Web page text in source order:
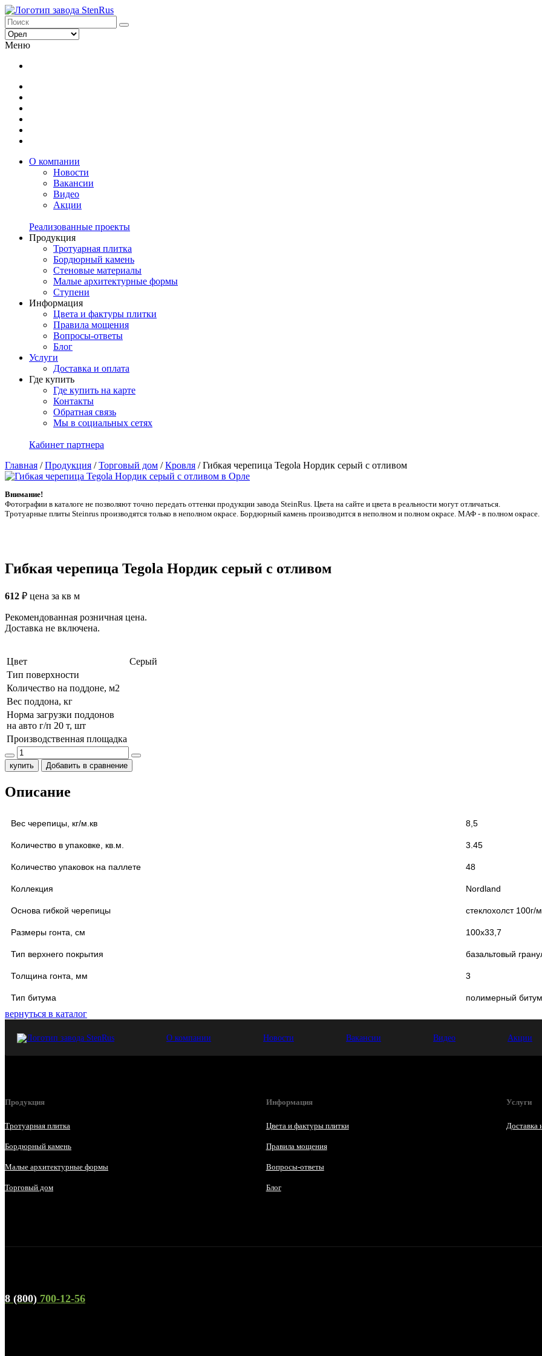
Меню
О компании
Новости
Вакансии
Видео
Акции
Реализованные проекты
Продукция
Тротуарная плитка
Бордюрный камень
Стеновые материалы
Малые архитектурные формы
Ступени
Информация
Цвета и фактуры плитки
Правила мощения
Вопросы-ответы
Блог
Услуги
Доставка и оплата
Где купить
Где купить на карте
Контакты
Обратная связь
Мы в социальных сетях
Кабинет партнера
Главная /Продукция /Торговый дом /Кровля /Гибкая черепица Tegola Нордик серый с отливом
Внимание!
Фотографии в каталоге не позволяют точно передать оттенки продукции заводa SteinRus. Цвета на сайте и цвета в реальности могут отличаться.
Тротуарные плиты Steinrus производятся только в неполном окрасе. Бордюрный камень производится в неполном и полном окрасе. МАФ - в полном окрасе.
Гибкая черепица Tegola Нордик серый с отливом
612 ₽ цена за кв м
Рекомендованная розничная цена.
Доставка не включена.
Цвет
Серый
Тип поверхности
Количество на поддоне, м2
Вес поддона, кг
Норма загрузки поддонов
на авто г/п 20 т, шт
Производственная площадка
купить Добавить в сравнение
Описание
Вес черепицы, кг/м.кв 8,5
Количество в упаковке, кв.м. 3.45
Количество упаковок на паллете 48
Коллекция Nordland
Основа гибкой черепицы стеклохолст 100г/
Размеры гонта, см 100х33,7
Тип верхнего покрытия базальтовый
Толщина гонта, мм 3
Тип битума полимерный
вернуться в каталог
О компании Новости Вакансии Видео Акции
Продукция
Тротуарная плитка
Бордюрный камень
Малые архитектурные формы
Торговый дом
Информация
Цвета и фактуры плитки
Правила мощения
Вопросы-ответы
Блог
Услуги
Доставка
8 (800) 700-12-56